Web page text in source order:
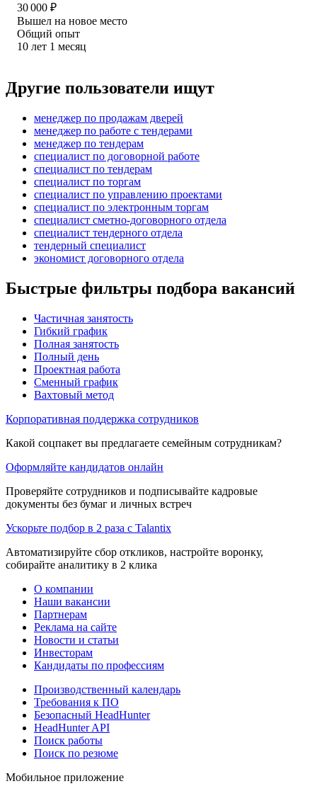
30 000 ₽
Вышел на новое место
Общий опыт
10 лет 1 месяц
Другие пользователи ищут
менеджер по продажам дверей
менеджер по работе с тендерами
менеджер по тендерам
специалист по договорной работе
специалист по тендерам
специалист по торгам
специалист по управлению проектами
специалист по электронным торгам
специалист сметно-договорного отдела
специалист тендерного отдела
тендерный специалист
экономист договорного отдела
Быстрые фильтры подбора вакансий
Частичная занятость
Гибкий график
Полная занятость
Полный день
Проектная работа
Сменный график
Вахтовый метод
Корпоративная поддержка сотрудников
Какой соцпакет вы предлагаете семейным сотрудникам?
Оформляйте кандидатов онлайн
Проверяйте сотрудников и подписывайте кадровые
документы без бумаг и личных встреч
Ускорьте подбор в 2 раза с Talantix
Автоматизируйте сбор откликов, настройте воронку,
собирайте аналитику в 2 клика
О компании
Наши вакансии
Партнерам
Реклама на сайте
Новости и статьи
Инвесторам
Кандидаты по профессиям
Производственный календарь
Требования к ПО
Безопасный HeadHunter
HeadHunter API
Поиск работы
Поиск по резюме
Мобильное приложение